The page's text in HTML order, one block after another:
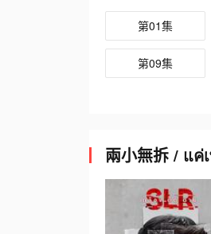
第01集
第09集
兩小無拆 / แค่